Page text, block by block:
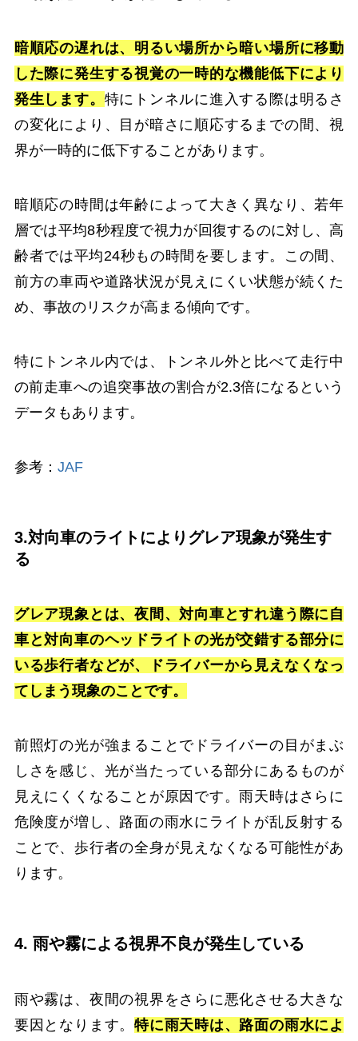
暗順応の遅れは、明るい場所から暗い場所に移動
した際に発生する視覚の一時的な機能低下により
発生します。 特にトンネルに進入する際は明るさ
の変化により、目が暗さに順応するまでの間、視
界が一時的に低下することがあります。
暗順応の時間は年齢によって大きく異なり、若年
層では平均8秒程度で視力が回復するのに対し、高
齢者では平均24秒もの時間を要します。この間、
前方の車両や道路状況が見えにくい状態が続くた
め、事故のリスクが高まる傾向です。
特にトンネル内では、トンネル外と比べて走行中
の前走車への追突事故の割合が2.3倍になるという
データもあります。
参考： JAF
3.対向車のライトによりグレア現象が発生す
る
グレア現象とは、夜間、対向車とすれ違う際に自
車と対向車のヘッドライトの光が交錯する部分に
いる歩行者などが、ドライバーから見えなくなっ
てしまう現象のことです。
前照灯の光が強まることでドライバーの目がまぶ
しさを感じ、光が当たっている部分にあるものが
見えにくくなることが原因です。雨天時はさらに
危険度が増し、路面の雨水にライトが乱反射する
ことで、歩行者の全身が見えなくなる可能性があ
ります。
4. 雨や霧による視界不良が発生している
雨や霧は、夜間の視界をさらに悪化させる大きな
要因となります。特に雨天時は、路面の雨水によ